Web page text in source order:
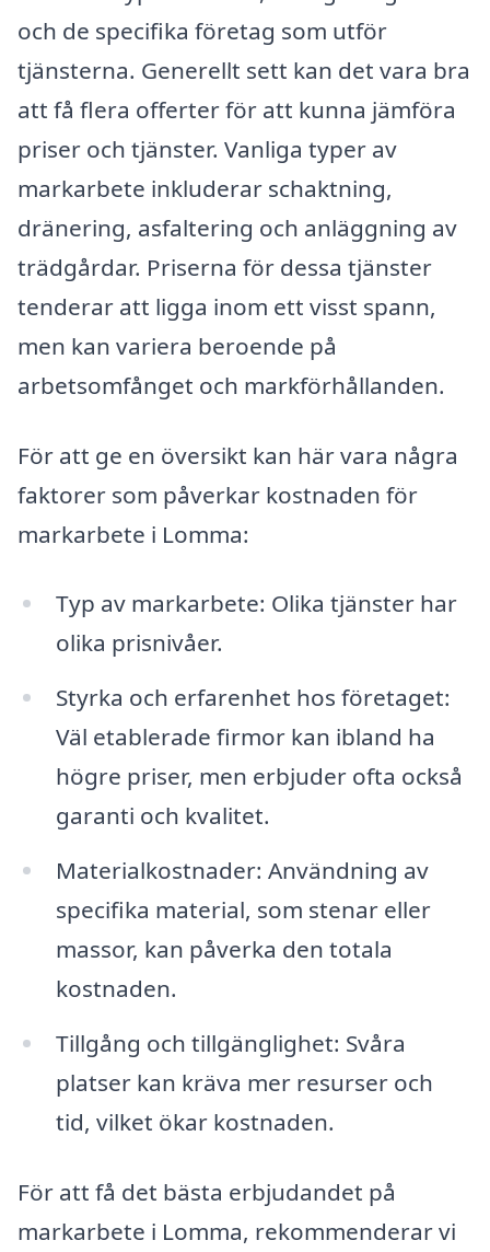
och de specifika företag som utför
tjänsterna. Generellt sett kan det vara bra
att få flera offerter för att kunna jämföra
priser och tjänster. Vanliga typer av
markarbete inkluderar schaktning,
dränering, asfaltering och anläggning av
trädgårdar. Priserna för dessa tjänster
tenderar att ligga inom ett visst spann,
men kan variera beroende på
arbetsomfånget och markförhållanden.
För att ge en översikt kan här vara några
faktorer som påverkar kostnaden för
markarbete i Lomma:
Typ av markarbete: Olika tjänster har
olika prisnivåer.
Styrka och erfarenhet hos företaget:
Väl etablerade firmor kan ibland ha
högre priser, men erbjuder ofta också
garanti och kvalitet.
Materialkostnader: Användning av
specifika material, som stenar eller
massor, kan påverka den totala
kostnaden.
Tillgång och tillgänglighet: Svåra
platser kan kräva mer resurser och
tid, vilket ökar kostnaden.
För att få det bästa erbjudandet på
markarbete i Lomma, rekommenderar vi